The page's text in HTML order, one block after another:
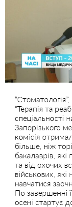
“Терапія та
спеціальності
Запорізького
комісія
більше, ніж
бакалаврів,
та від охочих
військових,
навчатися
По завершенні
осені стартує